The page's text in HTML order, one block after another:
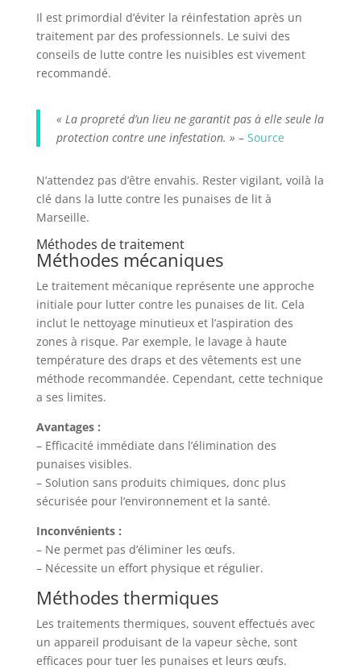
Il est primordial d’éviter la réinfestation après un
traitement par des professionnels. Le suivi des
conseils de lutte contre les nuisibles est vivement
recommandé.
« La propreté d’un lieu ne garantit pas à elle seule la
protection contre une infestation. » – Source
N’attendez pas d’être envahis. Rester vigilant, voilà la
clé dans la lutte contre les punaises de lit à
Marseille.
Méthodes de traitement
Méthodes mécaniques
Le traitement mécanique représente une approche
initiale pour lutter contre les punaises de lit. Cela
inclut le nettoyage minutieux et l’aspiration des
zones à risque. Par exemple, le lavage à haute
température des draps et des vêtements est une
méthode recommandée. Cependant, cette technique
a ses limites.
Avantages :
– Efficacité immédiate dans l’élimination des
punaises visibles.
– Solution sans produits chimiques, donc plus
sécurisée pour l’environnement et la santé.
Inconvénients :
– Ne permet pas d’éliminer les œufs.
– Nécessite un effort physique et régulier.
Méthodes thermiques
Les traitements thermiques, souvent effectués avec
un appareil produisant de la vapeur sèche, sont
efficaces pour tuer les punaises et leurs œufs.